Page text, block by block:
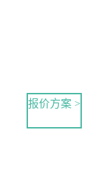
报价方案 >